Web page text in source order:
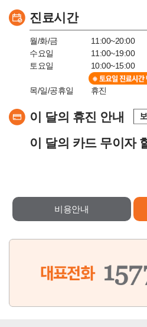
진료시간
월/화/금
11:00~20:00
수요일
11:00~19:00
토요일
10:00~15:00
목/일/공휴일 휴진
이 달의 휴진 안내
이 달의 카드 무이자
비용안내